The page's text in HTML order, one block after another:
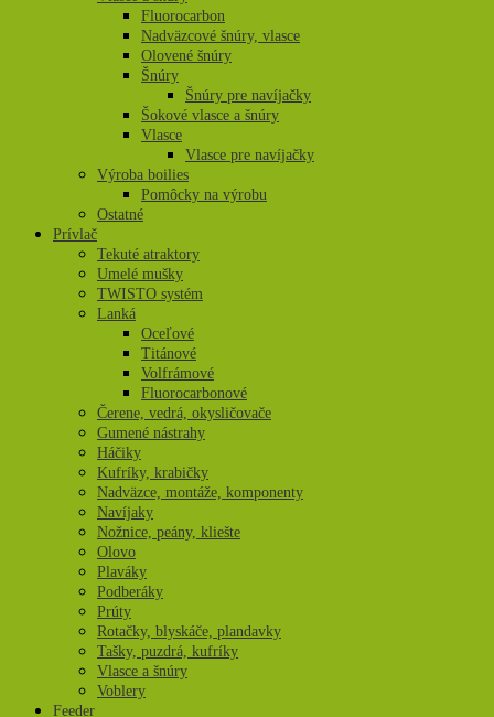
Fluorocarbon
Nadväzcové šnúry, vlasce
Olovené šnúry
Šnúry
Šnúry pre navíjačky
Šokové vlasce a šnúry
Vlasce
Vlasce pre navíjačky
Výroba boilies
Pomôcky na výrobu
Ostatné
Prívlač
Tekuté atraktory
Umelé mušky
TWISTO systém
Lanká
Oceľové
Titánové
Volfrámové
Fluorocarbonové
Čerene, vedrá, okysličovače
Gumené nástrahy
Háčiky
Kufríky, krabičky
Nadväzce, montáže, komponenty
Navíjaky
Nožnice, peány, kliešte
Olovo
Plaváky
Podberáky
Prúty
Rotačky, blyskáče, plandavky
Tašky, puzdrá, kufríky
Vlasce a šnúry
Voblery
Feeder